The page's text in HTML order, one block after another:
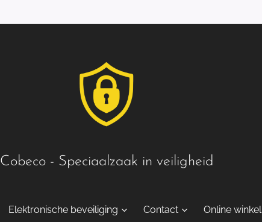
Cobeco - Speciaalzaak in veiligheid
Elektronische beveiliging Contact Online winkel